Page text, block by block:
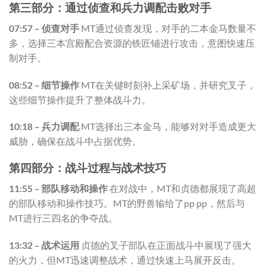
第三部分：通过侦查和兵力调配击败对手
07:57 – 侦查对手 MT通过侦查发现，对手的二本金马数量不
多，选择三本宫殿配合资源的铁匠铺进行攻击，意图快速压
制对手。
08:52 – 细节操作 MT在关键时刻补上采矿场，并研究叉子，
这些细节操作提升了整体战斗力。
10:18 – 兵力调配MT选择出三本金马，能够对对手造成更大
威胁，确保在战斗中占据优势。
第四部分：战斗过程与战术技巧
11:55 – 部队移动和操作在对战中，MT和贞德都展现了高超
的部队移动和操作技巧。MT的野兽输给了pp pp，然后与
MT进行三四名的争夺战。
13:32 – 战术运用 贞德的叉子部队在正面战斗中展现了强大
的火力，但MT迅速调整战术，通过快速上马展开反击。